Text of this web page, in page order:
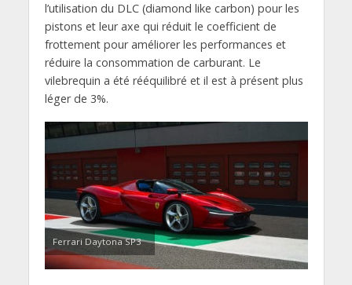
l’utilisation du DLC (diamond like carbon) pour les
pistons et leur axe qui réduit le coefficient de
frottement pour améliorer les performances et
réduire la consommation de carburant. Le
vilebrequin a été rééquilibré et il est à présent plus
léger de 3%.
Ferrari Daytona SP3